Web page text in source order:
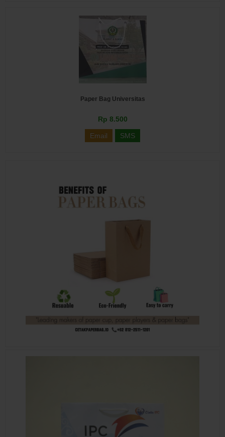
Paper Bag Universitas
Rp 8.500
Email SMS